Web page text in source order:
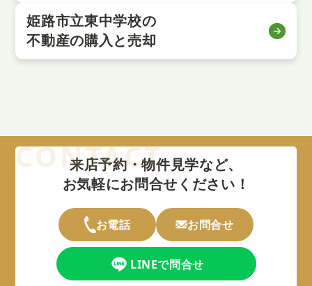
姫路市立東中学校の
不動産の購入と売却
来店予約・物件見学など、
お気軽にお問合せください！
お電話 お問合せ
LINEで問合せ